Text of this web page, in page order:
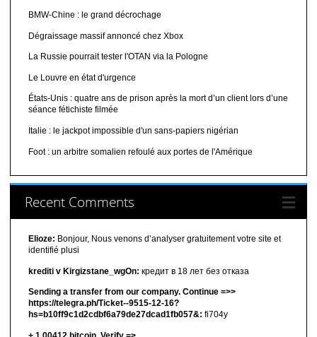
BMW-Chine : le grand décrochage
Dégraissage massif annoncé chez Xbox
La Russie pourrait tester l'OTAN via la Pologne
Le Louvre en état d'urgence
États-Unis : quatre ans de prison après la mort d’un client lors d’une
séance fétichiste filmée
Italie : le jackpot impossible d'un sans-papiers nigérian
Foot : un arbitre somalien refoulé aux portes de l'Amérique
Recent Comments
Elioze: Bonjour, Nous venons d’analyser gratuitement votre site et
identifié plusi
krediti v Kirgizstane_wgOn: кредит в 18 лет без отказа
Sending a transfer from our company. Continue =>>
https://telegra.ph/Ticket--9515-12-16?
hs=b10ff9c1d2cdbf6a79de27dcad1fb057&: fi704y